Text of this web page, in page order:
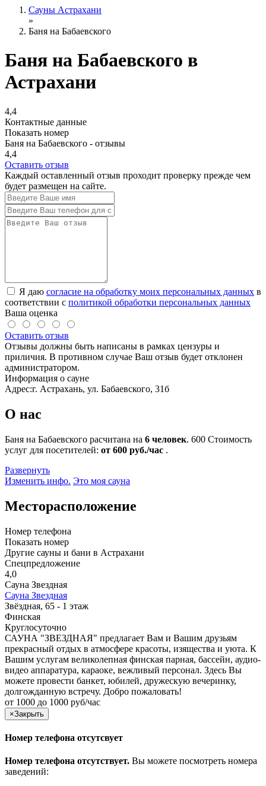
Сауны Астрахани
»
Баня на Бабаевского
Баня на Бабаевского в
Астрахани
4,4
Контактные данные
Показать номер
Баня на Бабаевского - отзывы
4,4
Оставить отзыв
Каждый оставленный отзыв проходит проверку прежде чем
будет размещен на сайте.
Я даю согласие на обработку моих персональных данных в
соответствии с политикой обработки персональных данных
Ваша оценка
Оставить отзыв
Отзывы должны быть написаны в рамках цензуры и
приличия. В противном случае Ваш отзыв будет отклонен
администратором.
Информация о сауне
Адрес:г. Астрахань, ул. Бабаевского, 31б
О нас
Баня на Бабаевского расчитана на 6 человек. 600 Стоимость
услуг для посетителей: от 600 руб./час .
Развернуть
Изменить инфо. Это моя сауна
Месторасположение
Номер телефона
Показать номер
Другие сауны и бани в Астрахани
Спецпредложение
4,0
Сауна Звездная
Сауна Звездная
Звёздная, 65 - 1 этаж
Финская
Круглосуточно
САУНА "ЗВЕЗДНАЯ" предлагает Вам и Вашим друзьям
прекрасный отдых в атмосфере красоты, изящества и уюта. К
Вашим услугам великолепная финская парная, бассейн, аудио-
видео аппаратура, караоке, вежливый персонал. Здесь Вы
можете провести банкет, юбилей, дружескую вечеринку,
долгожданную встречу. Добро пожаловать!
от 1000 до 1000 руб/час
×Закрыть
Номер телефона отсутсвует
Номер телефона отсутствует. Вы можете посмотреть номера
заведений: